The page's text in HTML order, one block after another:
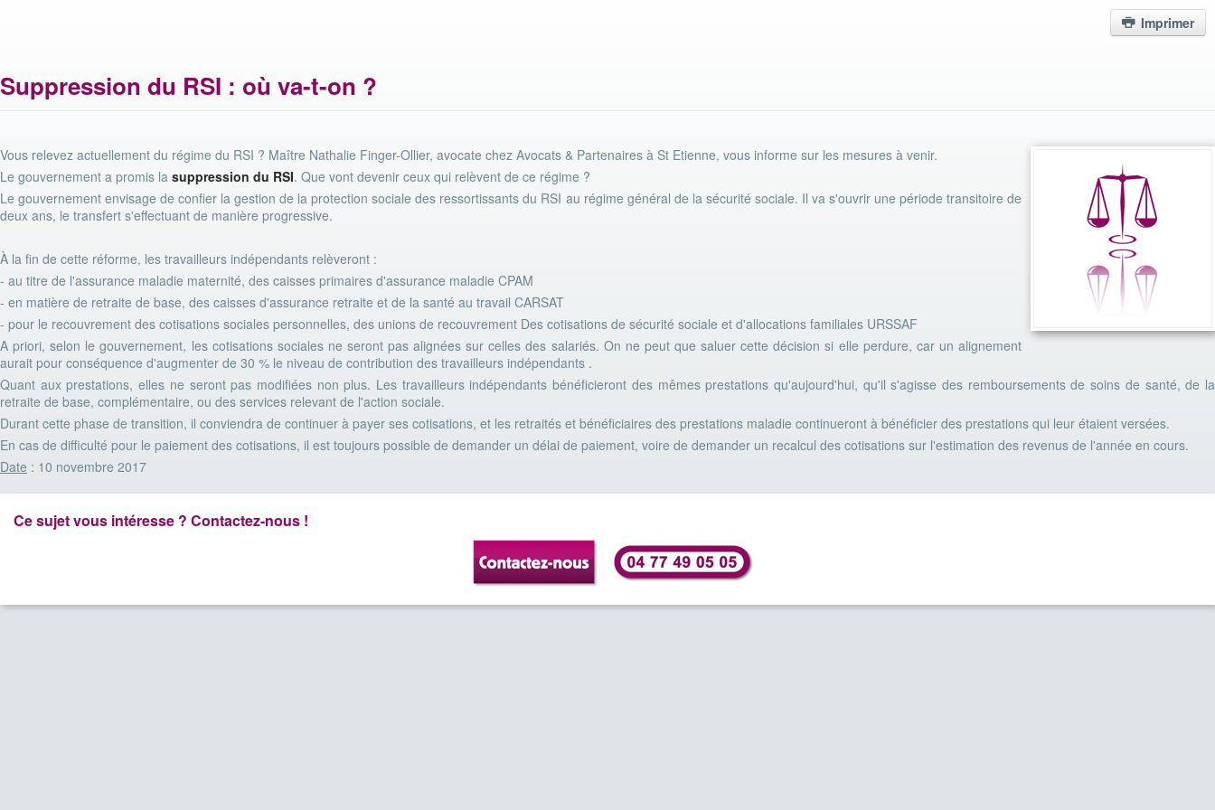
Imprimer
Suppression du RSI : où va-t-on ?
Vous relevez actuellement du régime du RSI ? Maître Nathalie Finger-Ollier, avocate chez Avocats & Partenaires à St Etienne, vous informe sur les mesures à venir.
Le gouvernement a promis la suppression du RSI. Que vont devenir ceux qui relèvent de ce régime ?
Le gouvernement envisage de confier la gestion de la protection sociale des ressortissants du RSI au régime général de la sécurité sociale. Il va s'ouvrir une période transitoire de
deux ans, le transfert s'effectuant de manière progressive.
À la fin de cette réforme, les travailleurs indépendants relèveront :
- au titre de l'assurance maladie maternité, des caisses primaires d'assurance maladie CPAM
- en matière de retraite de base, des caisses d'assurance retraite et de la santé au travail CARSAT
- pour le recouvrement des cotisations sociales personnelles, des unions de recouvrement Des cotisations de sécurité sociale et d'allocations familiales URSSAF
A priori, selon le gouvernement, les cotisations sociales ne seront pas alignées sur celles des salariés. On ne peut que saluer cette décision si elle perdure, car un alignement
aurait pour conséquence d'augmenter de 30 % le niveau de contribution des travailleurs indépendants .
Quant aux prestations, elles ne seront pas modifiées non plus. Les travailleurs indépendants bénéficieront des mêmes prestations qu'aujourd'hui, qu'il s'agisse des remboursements de soins de santé, de la
retraite de base, complémentaire, ou des services relevant de l'action sociale.
Durant cette phase de transition, il conviendra de continuer à payer ses cotisations, et les retraités et bénéficiaires des prestations maladie continueront à bénéficier des prestations qui leur étaient versées.
En cas de difficulté pour le paiement des cotisations, il est toujours possible de demander un délai de paiement, voire de demander un recalcul des cotisations sur l'estimation des revenus de l'année en cours.
Date : 10 novembre 2017
Ce sujet vous intéresse ? Contactez-nous !